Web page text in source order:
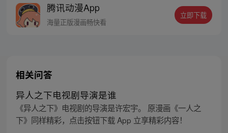
者卖报小郎君同名小说 QQ群号：
799493374
腾讯动漫App
海量正版漫画畅快看
立即下载
相关问答
异人之下电视剧导演是谁
《异人之下》电视剧的导演是许宏宇。 原漫画《一人之
下》同样精彩，点击按钮下载 App 立享精彩内容！